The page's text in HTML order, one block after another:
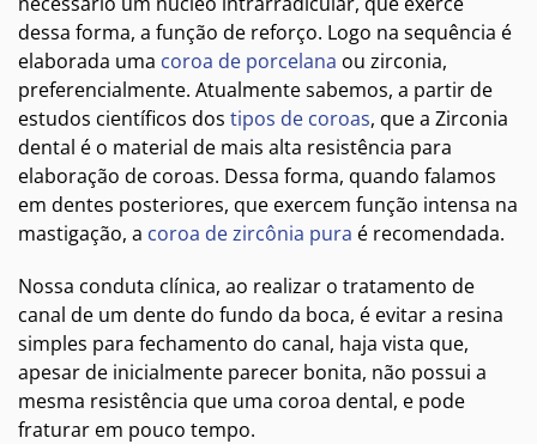
dessa forma, a função de reforço. Logo na sequência é
elaborada uma coroa de porcelana ou zirconia,
preferencialmente. Atualmente sabemos, a partir de
estudos científicos dos tipos de coroas, que a Zirconia
dental é o material de mais alta resistência para
elaboração de coroas. Dessa forma, quando falamos
em dentes posteriores, que exercem função intensa na
mastigação, a coroa de zircônia pura é recomendada.
Nossa conduta clínica, ao realizar o tratamento de
canal de um dente do fundo da boca, é evitar a resina
simples para fechamento do canal, haja vista que,
apesar de inicialmente parecer bonita, não possui a
mesma resistência que uma coroa dental, e pode
fraturar em pouco tempo.